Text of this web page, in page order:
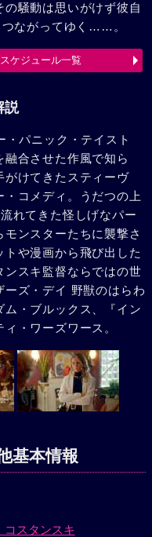
騒動は思いがけず彼自
つながってゆく……。
ケジュール一覧
説
・パニック・テイスト
合させた作風で知ら
がけてきたスティーヴ
コメディ。うだつの上
れてきた怪しげなパー
ンスターたちに襲撃さ
や漫画から飛び出した
スキ監督ならではの世
ズ・デイ 野獣のはらわ
・ブルックス、『イン
・ワーズワース。
基本情報
コスタンスキ